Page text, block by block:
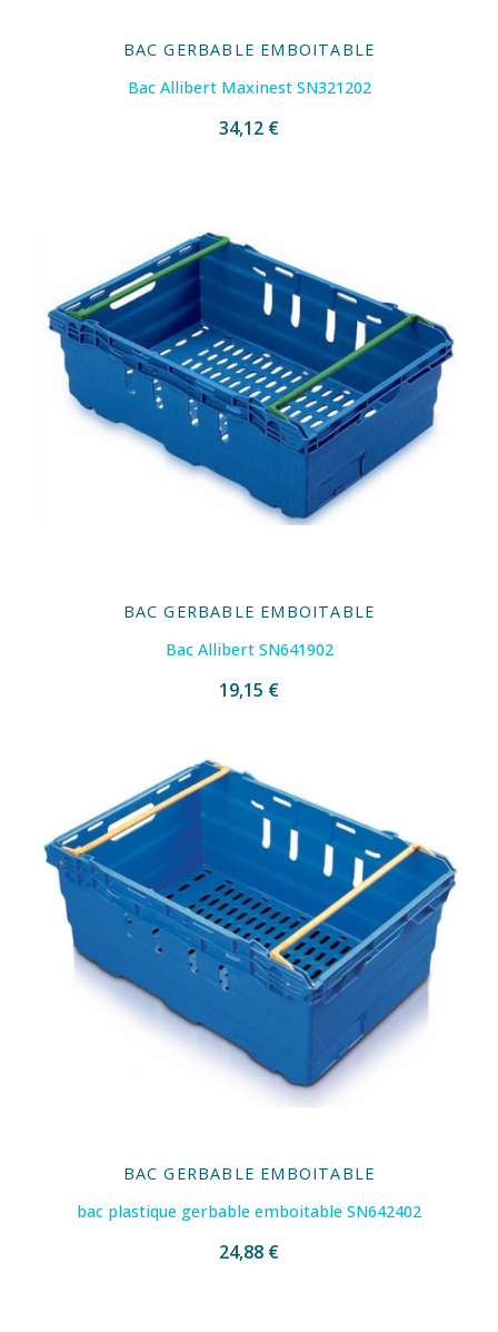
BAC GERBABLE EMBOITABLE
Bac Allibert Maxinest SN321202
34,12 €
BAC GERBABLE EMBOITABLE
Bac Allibert SN641902
19,15 €
BAC GERBABLE EMBOITABLE
bac plastique gerbable emboitable SN642402
24,88 €